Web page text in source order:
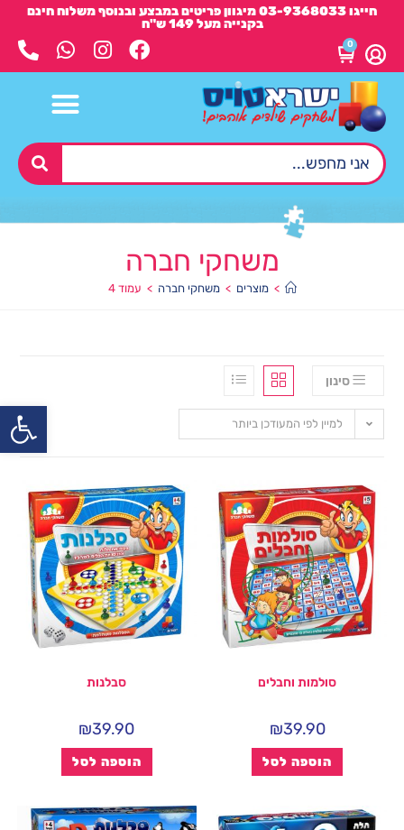
חייגו 03-9368033 מיגוון פריטים במבצע ובנוסף משלוח חינם
בקנייה מעל 149 ש"ח
0
משחקי חברה
> מוצרים > משחקי חברה > עמוד 4
סינון
למיין לפי המעודכן ביותר
סולמות וחבלים
₪39.90
הוספה לסל
סבלנות
₪39.90
הוספה לסל